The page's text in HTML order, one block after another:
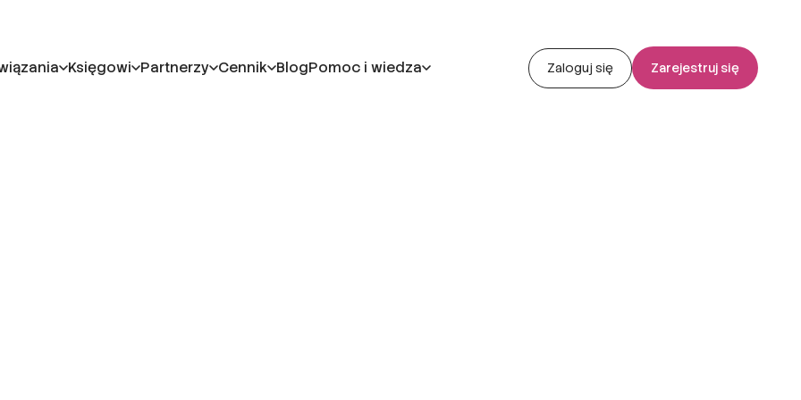
Księgowi Partnerzy Cennik BlogPomoc i wiedza Zaloguj się Zarejestruj się